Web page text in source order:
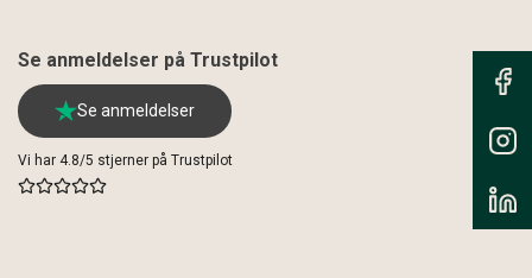
Se anmeldelser på Trustpilot
Se anmeldelser
Vi har 4.8/5 stjerner på Trustpilot